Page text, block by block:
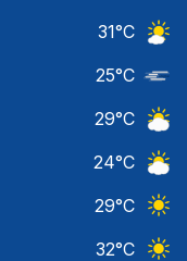
31°C
25°C
29°C
24°C
29°C
32°C